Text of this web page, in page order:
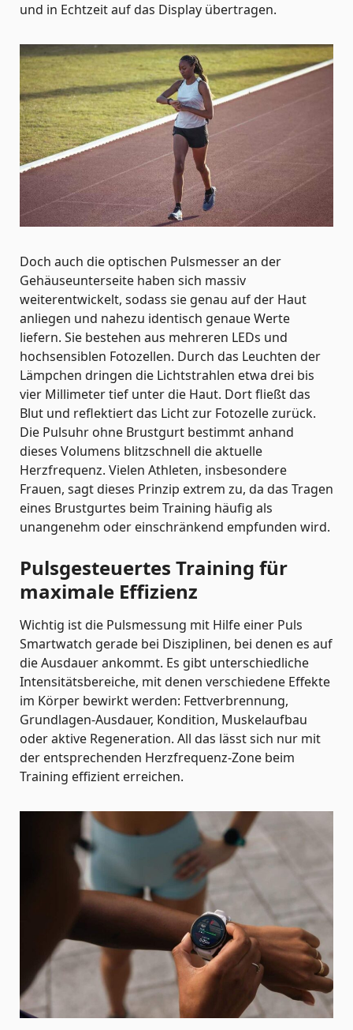
und in Echtzeit auf das Display übertragen.
Doch auch die optischen Pulsmesser an der
Gehäuseunterseite haben sich massiv
weiterentwickelt, sodass sie genau auf der Haut
anliegen und nahezu identisch genaue Werte
liefern. Sie bestehen aus mehreren LEDs und
hochsensiblen Fotozellen. Durch das Leuchten der
Lämpchen dringen die Lichtstrahlen etwa drei bis
vier Millimeter tief unter die Haut. Dort fließt das
Blut und reflektiert das Licht zur Fotozelle zurück.
Die Pulsuhr ohne Brustgurt bestimmt anhand
dieses Volumens blitzschnell die aktuelle
Herzfrequenz. Vielen Athleten, insbesondere
Frauen, sagt dieses Prinzip extrem zu, da das Tragen
eines Brustgurtes beim Training häufig als
unangenehm oder einschränkend empfunden wird.
Pulsgesteuertes Training für
maximale Effizienz
Wichtig ist die Pulsmessung mit Hilfe einer Puls
Smartwatch gerade bei Disziplinen, bei denen es auf
die Ausdauer ankommt. Es gibt unterschiedliche
Intensitätsbereiche, mit denen verschiedene Effekte
im Körper bewirkt werden: Fettverbrennung,
Grundlagen-Ausdauer, Kondition, Muskelaufbau
oder aktive Regeneration. All das lässt sich nur mit
der entsprechenden Herzfrequenz-Zone beim
Training effizient erreichen.